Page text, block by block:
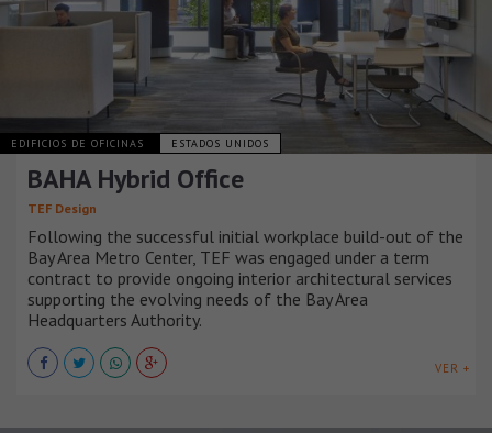
EDIFICIOS DE OFICINAS ESTADOS UNIDOS
BAHA Hybrid Office
TEF Design
Following the successful initial workplace build-out of the
Bay Area Metro Center, TEF was engaged under a term
contract to provide ongoing interior architectural services
supporting the evolving needs of the Bay Area
Headquarters Authority.
VER +